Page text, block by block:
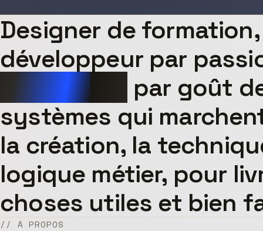
Designer de formation,
développeur par
intégrateur
par goût
systèmes qui
la création, la
logique métier, pour
choses utiles et bien
// À PROPOS